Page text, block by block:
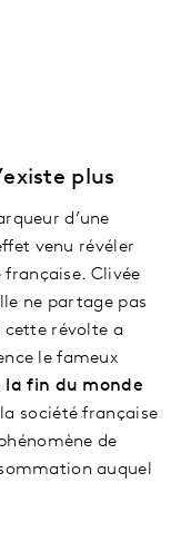
plus
d’une
venu révéler
française. Clivée
ne partage pas
cette révolte a
le fameux
fin du monde
société française
de
auquel